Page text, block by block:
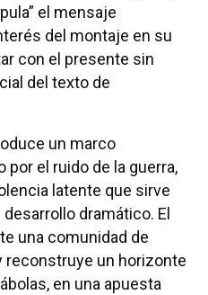
el mensaje
del montaje en su
con el presente sin
del texto de
un marco
el ruido de la guerra,
latente que sirve
dramático. El
una comunidad de
reconstruye un horizonte
en una apuesta